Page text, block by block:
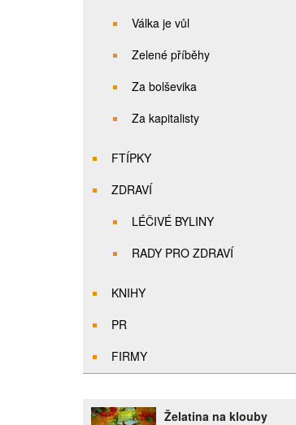
Válka je vůl
Zelené příběhy
Za bolševika
Za kapitalisty
FTÍPKY
ZDRAVÍ
LÉČIVÉ BYLINY
RADY PRO ZDRAVÍ
KNIHY
PR
FIRMY
Želatina na klouby